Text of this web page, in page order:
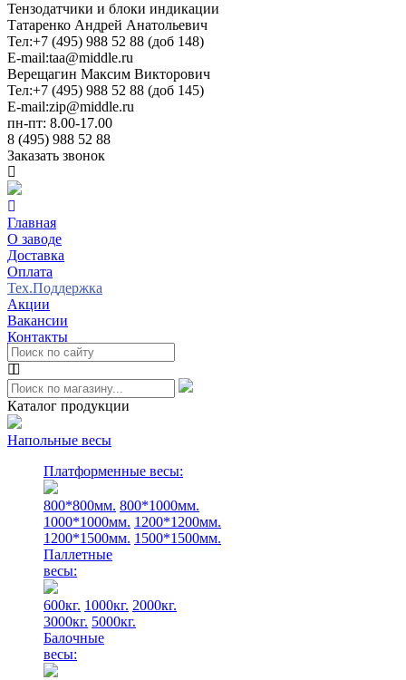
Тензодатчики и блоки индикации
Татаренко Андрей Анатольевич
Тел:+7 (495) 988 52 88 (доб 148)
E-mail:taa@middle.ru
Верещагин Максим Викторович
Тел:+7 (495) 988 52 88 (доб 145)
E-mail:zip@middle.ru
пн-пт: 8.00-17.00
8 (495) 988 52 88
Заказать звонок
Главная
О заводе
Доставка
Оплата
Тех.Поддержка
Акции
Вакансии
Контакты
Каталог продукции
Напольные весы
Платформенные весы:
800*800мм. 800*1000мм.
1000*1000мм. 1200*1200мм.
1200*1500мм. 1500*1500мм.
Паллетные
весы:
600кг. 1000кг. 2000кг.
3000кг. 5000кг.
Балочные
весы: